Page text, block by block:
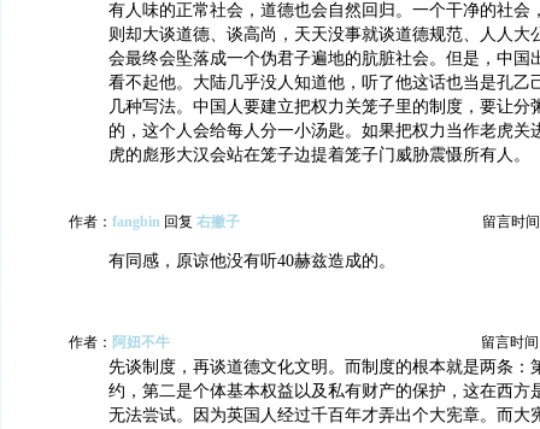
有人味的正常社会，道德也会自然回归。一个干净的社会
则却大谈道德、谈高尚，天天没事就谈道德规范、人人大
会最终会坠落成一个伪君子遍地的肮脏社会。但是，中国
看不起他。大陆几乎没人知道他，听了他这话也当是孔乙
几种写法。中国人要建立把权力关笼子里的制度，要让分
的，这个人会给每人分一小汤匙。如果把权力当作老虎关
虎的彪形大汉会站在笼子边提着笼子门威胁震慑所有人。
作者： fangbin 回复 右撇子 留言时
有同感，原谅他没有听40赫兹造成的。
作者： 阿妞不牛 留言时间
先谈制度，再谈道德文化文明。而制度的根本就是两条：
约，第二是个体基本权益以及私有财产的保护，这在西方
无法尝试。因为英国人经过千百年才弄出个大宪章。而大